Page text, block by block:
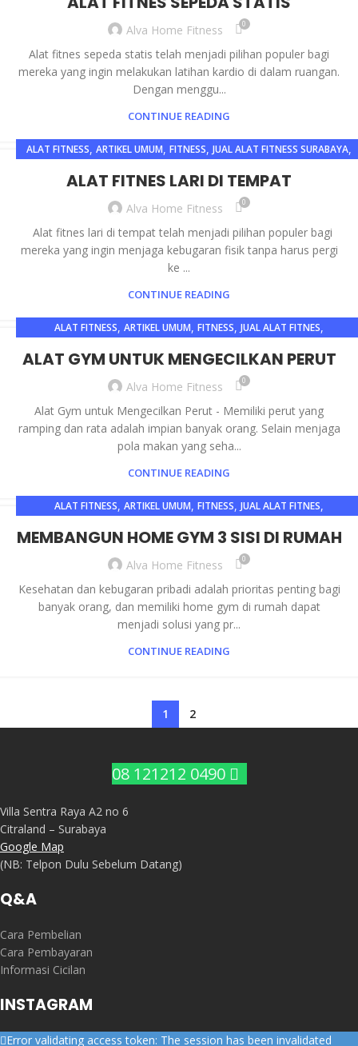
JUAL ALAT FITNESS, JUAL ALAT FITNESS JAKARTA
JUAL ALAT FITNESS SURABAYA,MEMBENTUK OTOT
Alva Home Fitness 0
Alat fitnes sepeda statis telah menjadi pilihan populer bagi
mereka yang ingin melakukan latihan kardio di dalam ruangan.
Dengan menggu...
CONTINUE READING
ALAT FITNESS, ARTIKEL UMUM, FITNESS, JUAL ALAT FITNESS SURABAYA,
ALAT FITNES LARI DI TEMPAT
Alva Home Fitness 0
Alat fitnes lari di tempat telah menjadi pilihan populer bagi
mereka yang ingin menjaga kebugaran fisik tanpa harus pergi
ke ...
CONTINUE READING
ALAT FITNESS, ARTIKEL UMUM, FITNESS, JUAL ALAT FITNES,
JUAL ALAT FITNESS,JUAL ALAT FITNESS JAKARTA ,
JUAL ALAT FITNESS SURABAYA,MEMBENTUK OTOT
ALAT GYM UNTUK MENGECILKAN PERUT
Alva Home Fitness 0
Alat Gym untuk Mengecilkan Perut - Memiliki perut yang
ramping dan rata adalah impian banyak orang. Selain menjaga
pola makan yang seha...
CONTINUE READING
ALAT FITNESS, ARTIKEL UMUM, FITNESS, JUAL ALAT FITNES,
JUAL ALAT FITNESS,JUAL ALAT FITNESS JAKARTA,
JUAL ALAT FITNESS SURABAYA OLAHRAGA
MEMBANGUN HOME GYM 3 SISI DI RUMAH
Alva Home Fitness 0
Kesehatan dan kebugaran pribadi adalah prioritas penting bagi
banyak orang, dan memiliki home gym di rumah dapat
menjadi solusi yang pr...
CONTINUE READING
1 2
08 121212 0490
Villa Sentra Raya A2 no 6
Citraland – Surabaya
Google Map
(NB: Telpon Dulu Sebelum Datang)
Q&A
Cara Pembelian
Cara Pembayaran
Informasi Cicilan
INSTAGRAM
Error validating access token: The session has been invalidated